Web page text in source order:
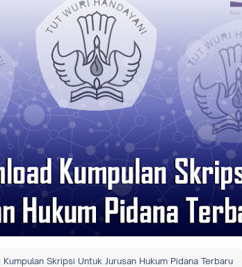
Kumpulan Skripsi Untuk Jurusan Hukum Pidana Terbaru